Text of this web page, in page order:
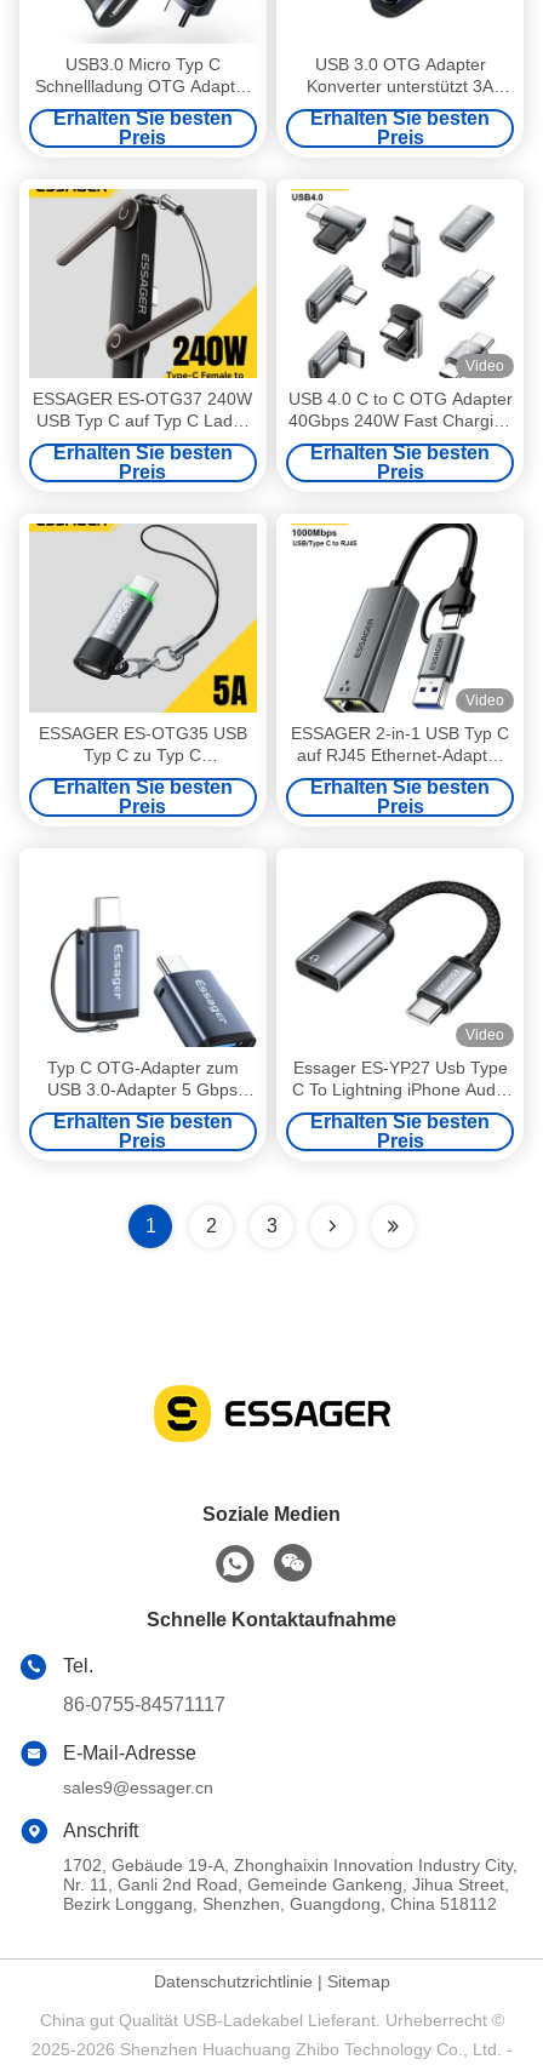
USB3.0 Micro Typ C
Schnellladung OTG Adapter
5 Gbps Übertragung 3A
Erhalten Sie besten
Preis
USB 3.0 OTG Adapter
Konverter unterstützt 3A
Schnellladung 5Gbps Typ C
OTG Adapter
Erhalten Sie besten
Preis
ESSAGER ES-OTG37 240W
USB Typ C auf Typ C Lade-
OTG-Adapter mit
unsichtbarem Ständer
Erhalten Sie besten
Preis
Video
USB 4.0 C to C OTG Adapter
40Gbps 240W Fast Charging
8K 60Hz
Erhalten Sie besten
Preis
ESSAGER ES-OTG35 USB
Typ C zu Typ C
Adapterwandler PD 100W 5A
Erhalten Sie besten
Preis
Video
ESSAGER 2-in-1 USB Typ C
auf RJ45 Ethernet-Adapter
1000 Mbps
Erhalten Sie besten
Preis
Typ C OTG-Adapter zum
USB 3.0-Adapter 5 Gbps
Datenübertragung OTG-
Adapter
Erhalten Sie besten
Preis
Video
Essager ES-YP27 Usb Type
C To Lightning iPhone Audio
Converter Charger Adapter
Cable
Erhalten Sie besten
Preis
1 2 3
Soziale Medien
Schnelle Kontaktaufnahme
Tel.
86-0755-84571117
E-Mail-Adresse
sales9@essager.cn
Anschrift
1702, Gebäude 19-A, Zhonghaixin Innovation Industry City,
Nr. 11, Ganli 2nd Road, Gemeinde Gankeng, Jihua Street,
Bezirk Longgang, Shenzhen, Guangdong, China 518112
Datenschutzrichtlinie | Sitemap
China gut Qualität USB-Ladekabel Lieferant. Urheberrecht ©
2025-2026 Shenzhen Huachuang Zhibo Technology Co., Ltd. -